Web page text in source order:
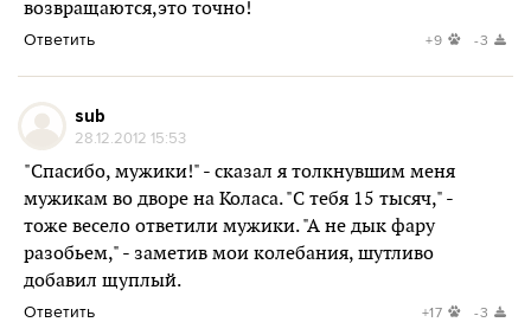
возвращаются,это точно!
Ответить +9 -3
sub
28.12.2012 15:53
"Спасибо, мужики!" - сказал я толкнувшим меня
мужикам во дворе на Коласа. "С тебя 15 тысяч," -
тоже весело ответили мужики. "А не дык фару
разобьем," - заметив мои колебания, шутливо
добавил щуплый.
Ответить +17 -3